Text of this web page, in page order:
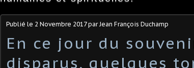
Publié le 2 Novembre 2017par Jean François Duchamp
En ce jour du
disparus, quelques